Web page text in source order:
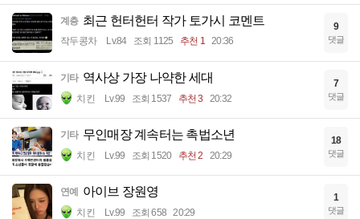
계층 최근 헌터헌터 작가 토가시 코멘트
작두콩차 Lv.84 조회 1125 추천 1 20:36
9
댓글
기타 역사상 가장 나약한 세대
치킨 Lv.99 조회 1537 추천 3 20:32
7
댓글
기타 무인매장 계속터는 촉법소년
치킨 Lv.99 조회 1520 추천 2 20:29
18
댓글
연예 아이브 장원영
치킨 Lv.99 조회 658 20:29
1
댓글